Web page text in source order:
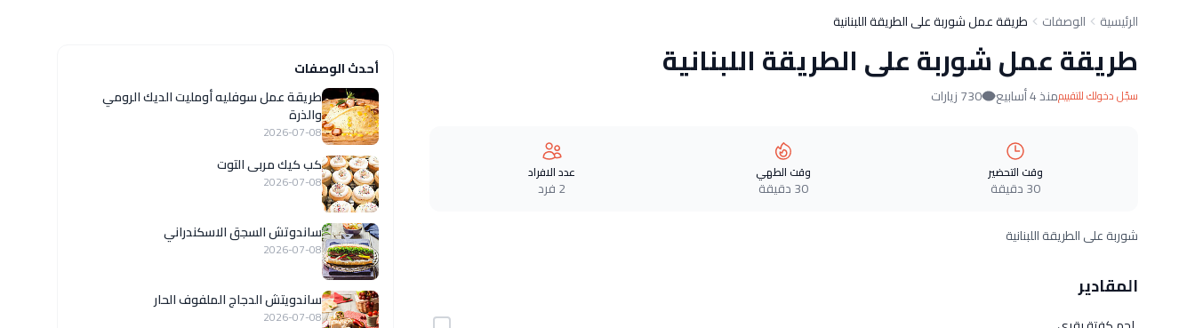
الرئيسية الوصفات طريقة عمل شوربة على الطريقة اللبنانية
طريقة عمل شوربة على الطريقة اللبنانية
سجّل دخولك للتقييممنذ 4 أسابيع 730 زيارات
وقت التحضير
30 دقيقة
وقت الطهي
30 دقيقة
عدد الافراد
2 فرد
شوربة على الطريقة اللبنانية
المقادير
أحدث الوصفات
طريقة عمل سوفليه أومليت الديك الرومي
والذرة
2026-07-08
كب كيك مربى التوت
2026-07-08
ساندوتش السجق الاسكندراني
2026-07-08
ساندويتش الدجاج الملفوف الحار
2026-07-08